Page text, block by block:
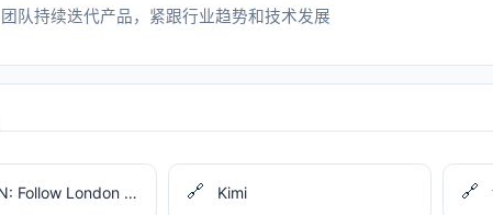
团队持续迭代产品，紧跟行业趋势和技术发展
Show HN: Follow London Trains in 3D 🔗 Kimi 🔗